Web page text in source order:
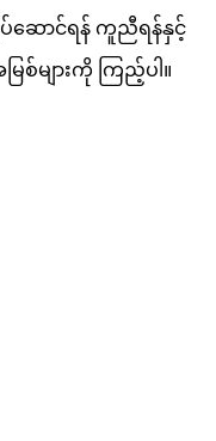
ောင်ရန် ကူညီရန်နှင့်
စ်များကို ကြည့်ပါ။